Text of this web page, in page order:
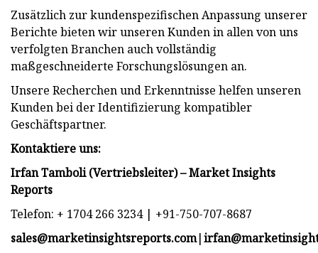
Zusätzlich zur kundenspezifischen Anpassung unserer
Berichte bieten wir unseren Kunden in allen von uns
verfolgten Branchen auch vollständig
maßgeschneiderte Forschungslösungen an.
Unsere Recherchen und Erkenntnisse helfen unseren
Kunden bei der Identifizierung kompatibler
Geschäftspartner.
Kontaktiere uns:
Irfan Tamboli (Vertriebsleiter) – Market Insights
Reports
Telefon: + 1704 266 3234 | +91-750-707-8687
sales@marketinsightsreports.com|